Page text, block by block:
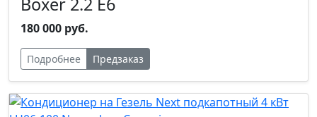
180 000 руб.
Подробнее Предзаказ